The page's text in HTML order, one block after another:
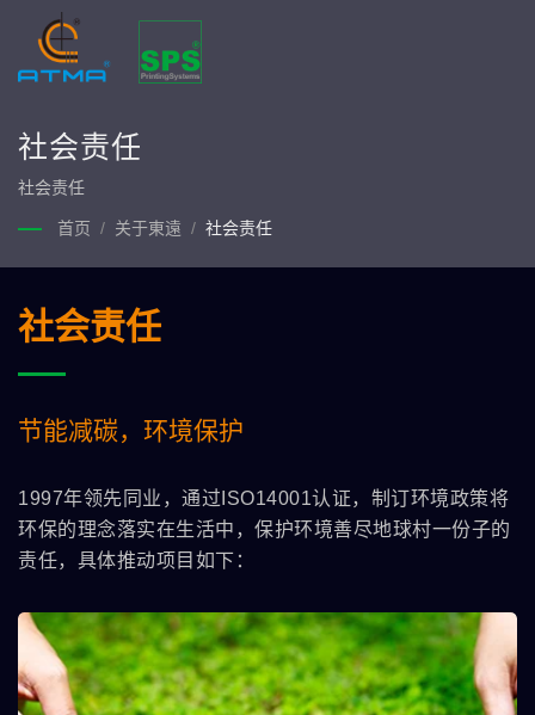
社会责任
社会责任
首页 / 关于東遠 / 社会责任
社会责任
节能减碳，环境保护
1997年领先同业，通过ISO14001认证，制订环境政策将
环保的理念落实在生活中，保护环境善尽地球村一份子的
责任，具体推动项目如下：